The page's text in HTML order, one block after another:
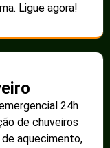
Ligue agora!
24h
de chuveiros
aquecimento,